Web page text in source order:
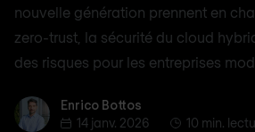
nouvelle génération prennent en
zero-trust, la sécurité du cloud
des risques pour les entreprises
Enrico BottosEnrico Bottos
14 janv. 2026
10 min.